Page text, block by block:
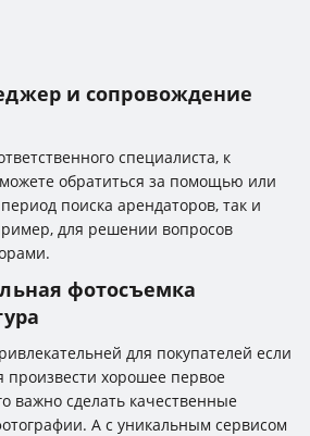
и сопровождение
специалиста, к
обратиться за помощью или
поиска арендаторов, так и
для решении вопросов
фотосъемка
для покупателей если
произвести хорошее первое
важно сделать качественные
А с уникальным сервисом